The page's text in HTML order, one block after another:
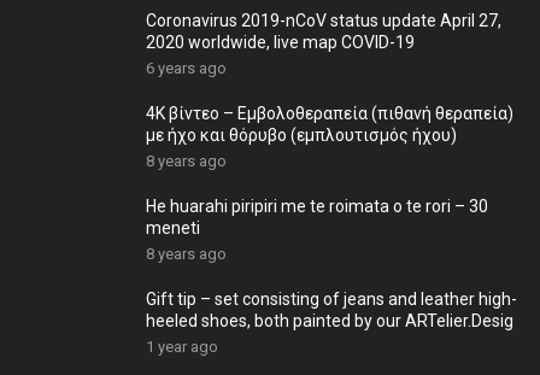
Coronavirus 2019-nCoV status update April 27,
2020 worldwide, live map COVID-19
6 years ago
4K βίντεο – Εμβολοθεραπεία (πιθανή θεραπεία)
με ήχο και θόρυβο (εμπλουτισμός ήχου)
8 years ago
He huarahi piripiri me te roimata o te rori – 30
meneti
8 years ago
Gift tip – set consisting of jeans and leather high-
heeled shoes, both painted by our ARTelier.Desig
1 year ago